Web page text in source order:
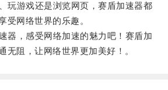
游戏还是浏览网页，赛盾加速器都
受网络世界的乐趣。
，感受网络加速的魅力吧！赛盾加
无阻，让网络世界更加美好！。